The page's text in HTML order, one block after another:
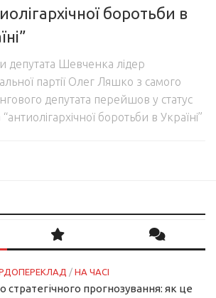
боротьби в
депутата Шевченка лідер
партії Олег Ляшко з самого
депутата перейшов у статус
“антиолігархічної боротьби в Україні”
/ НА ЧАСІ
стратегічного прогнозування: як це